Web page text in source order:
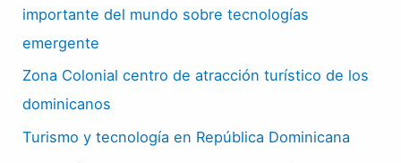
importante del mundo sobre tecnologías
emergente
Zona Colonial centro de atracción turístico de los
dominicanos
Turismo y tecnología en República Dominicana